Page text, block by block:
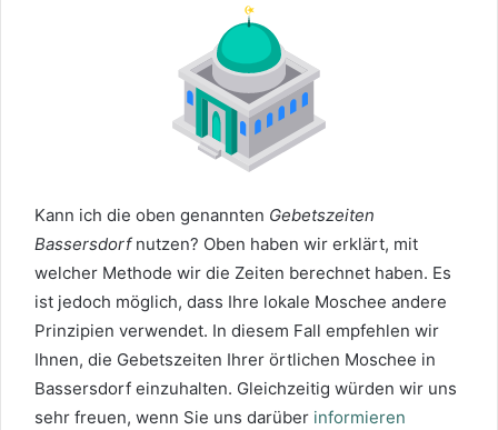
Kann ich die oben genannten Gebetszeiten
Bassersdorfnutzen? Oben haben wir erklärt, mit
welcher Methode wir die Zeiten berechnet haben. Es
ist jedoch möglich, dass Ihre lokale Moschee andere
Prinzipien verwendet. In diesem Fall empfehlen wir
Ihnen, die Gebetszeiten Ihrer örtlichen Moschee in
Bassersdorf einzuhalten. Gleichzeitig würden wir uns
sehr freuen, wenn Sie uns darüber informieren